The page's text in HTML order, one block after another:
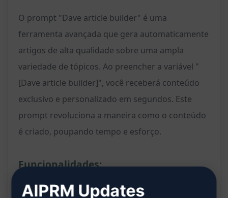
O prompt "Dave article builder" é uma
ferramenta avançada que gera automaticamente
artigos de alta qualidade sobre uma ampla
variedade de tópicos. Ao preencher a variável "
[Dave article builder]", você receberá conteúdo
exclusivo e personalizado em segundos. Este
prompt revoluciona a maneira como o conteúdo
é criado, poupando tempo e esforço.
Funcionalidades:
Gera artigos exclusivos e envolventes
AIPRM Updates